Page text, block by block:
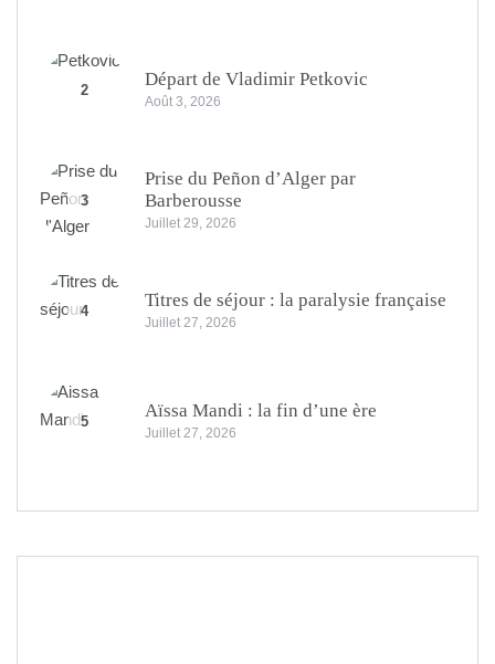
2
Départ de Vladimir Petkovic
Août 3, 2026
3
Prise du Peñon d’Alger par
Barberousse
Juillet 29, 2026
4
Titres de séjour : la paralysie française
Juillet 27, 2026
5
Aïssa Mandi : la fin d’une ère
Juillet 27, 2026